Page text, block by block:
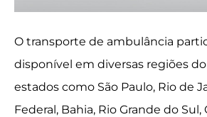
O transporte de ambulância
disponível em diversas regiões
estados como São Paulo, Rio de
Federal, Bahia, Rio Grande do Sul,